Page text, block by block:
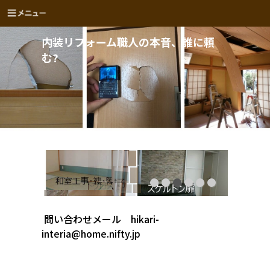
内装リフォーム職人の本音、誰に頼
む?
問い合わせメール hikari-
interia@home.nifty.jp